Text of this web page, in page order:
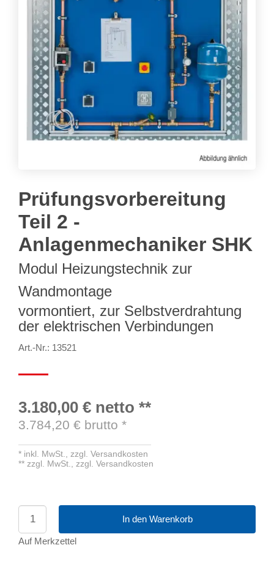
Prüfungsvorbereitung
Teil 2 -
Anlagenmechaniker SHK
Modul Heizungstechnik zur
Wandmontage
vormontiert, zur Selbstverdrahtung
der elektrischen Verbindungen
Art.-Nr.: 13521
3.180,00 € netto **
3.784,20 € brutto *
* inkl. MwSt., zzgl. Versandkosten
** zzgl. MwSt., zzgl. Versandkosten
In den Warenkorb
Auf Merkzettel